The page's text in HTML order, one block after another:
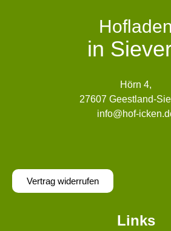
Hofladen
in
Hörn 4,
27607 Geestland-
info@hof-
Vertrag widerrufen
Links